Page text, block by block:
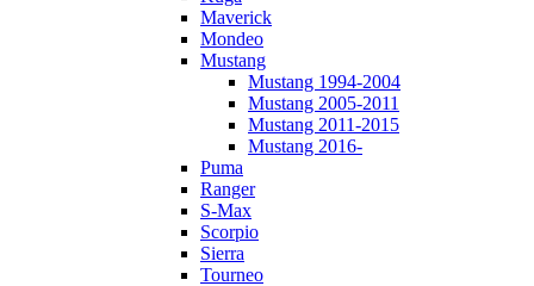
Maverick
Mondeo
Mustang
Mustang 1994-2004
Mustang 2005-2011
Mustang 2011-2015
Mustang 2016-
Puma
Ranger
S-Max
Scorpio
Sierra
Tourneo